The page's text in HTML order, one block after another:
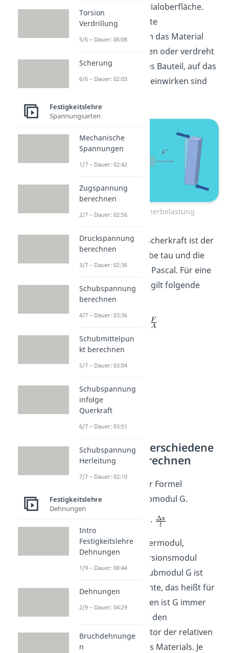
tangential zur Materialoberfläche.
Durch die sogenannte
Scherbelastung kann das Material
verbogen, verschoben oder verdreht
werden. Ein typisches Bauteil, auf das
oftmals Scherkräfte einwirken sind
Beispiele für Scherbelastung
Das Symbol für die Scherkraft ist der
griechische Buchstabe tau und die
Messeinheit beträgt Pascal. Für eine
elastische Scherung gilt folgende
Formel:
Scherung für verschiedene
Materialien berechnen
Eine Erweiterung der Formel
beinhaltet das Schubmodul G.
Es wird auch als Schermodul,
Gleitmodul, oder Torsionsmodul
bezeichnet. Das Schubmodul G ist
eine Materialkonstante, das heißt für
bestimmte Materialien ist G immer
gleich. Es beschreibt den
Proportionalitätsfaktor der relativen
Längenänderung des Materials. Je
Torsion
Verdrillung
5/6 – Dauer: 06:08
Scherung
6/6 – Dauer: 02:03
Festigkeitslehre
Spannungsarten
Mechanische
Spannungen
1/7 – Dauer: 02:42
Zugspannung
berechnen
2/7 – Dauer: 02:56
Druckspannung
berechnen
3/7 – Dauer: 02:36
Schubspannung
berechnen
4/7 – Dauer: 03:36
Schubmittelpun
kt berechnen
5/7 – Dauer: 03:04
Schubspannung
infolge
Querkraft
6/7 – Dauer: 03:51
Schubspannung
Herleitung
7/7 – Dauer: 02:10
Festigkeitslehre
Dehnungen
Intro
Festigkeitslehre
Dehnungen
1/9 – Dauer: 00:44
Dehnungen
2/9 – Dauer: 04:29
Bruchdehnunge
n